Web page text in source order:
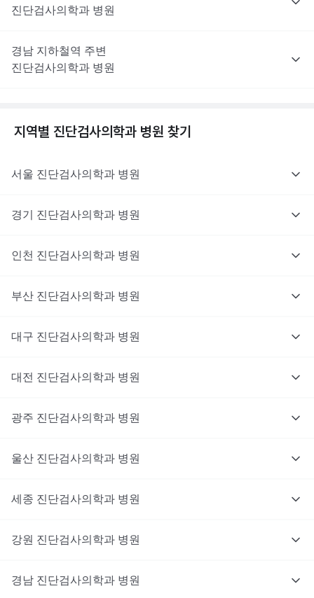
진단검사의학과 병원
경남 지하철역 주변
진단검사의학과 병원
지역별 진단검사의학과 병원 찾기
서울 진단검사의학과 병원
경기 진단검사의학과 병원
인천 진단검사의학과 병원
부산 진단검사의학과 병원
대구 진단검사의학과 병원
대전 진단검사의학과 병원
광주 진단검사의학과 병원
울산 진단검사의학과 병원
세종 진단검사의학과 병원
강원 진단검사의학과 병원
경남 진단검사의학과 병원